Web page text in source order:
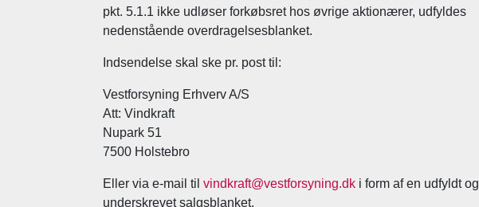
pkt. 5.1.1 ikke udløser forkøbsret hos øvrige aktionærer, udfyldes
nedenstående overdragelsesblanket.
Indsendelse skal ske pr. post til:
Vestforsyning Erhverv A/S
Att: Vindkraft
Nupark 51
7500 Holstebro
Eller via e-mail til vindkraft@vestforsyning.dk i form af en udfyldt og
underskrevet salgsblanket.